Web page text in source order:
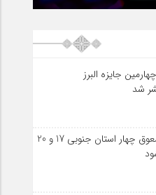
جایزه البرز
شد
امتحانات نهایی معوق چهار استان جنوبی 17 و 20